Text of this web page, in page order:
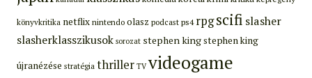
könyvkritika netflix nintendo olasz podcast ps4 rpgscifi slasher
slasherklasszikusok sorozat stephen kingstephen king
újranézése stratégia thriller TV videogame